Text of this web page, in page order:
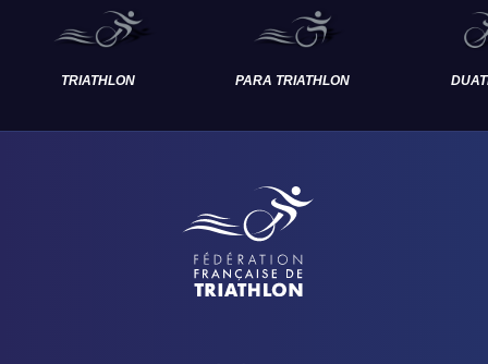
TRIATHLON PARA TRIATHLON